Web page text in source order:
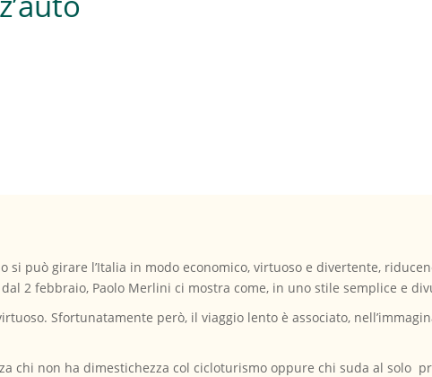
si può girare l’Italia in modo economico, virtuoso e divertente,
dal 2 febbraio, Paolo Merlini ci mostra come, in uno stile semplice e
Sfortunatamente però, il viaggio lento è associato,
chi non ha dimestichezza col cicloturismo oppure chi suda al solo